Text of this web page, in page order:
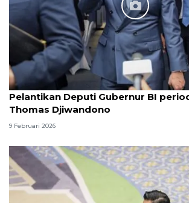
Pelantikan Deputi Gubernur BI
Thomas Djiwandono
9 Februari 2026